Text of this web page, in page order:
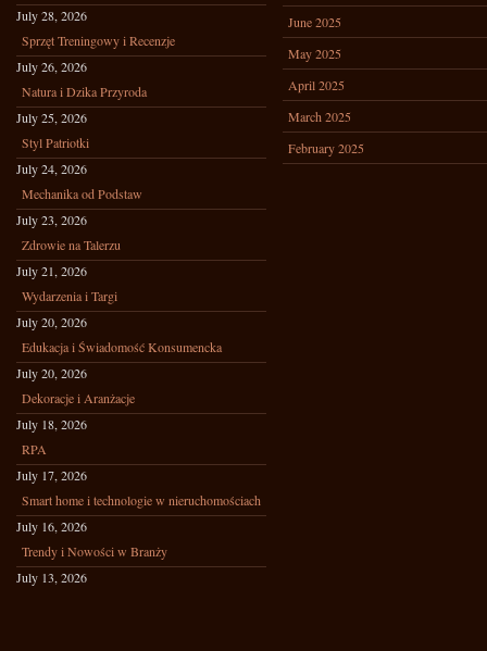
July 28, 2026
Sprzęt Treningowy i Recenzje
July 26, 2026
Natura i Dzika Przyroda
July 25, 2026
Styl Patriotki
July 24, 2026
Mechanika od Podstaw
July 23, 2026
Zdrowie na Talerzu
July 21, 2026
Wydarzenia i Targi
July 20, 2026
Edukacja i Świadomość Konsumencka
July 20, 2026
Dekoracje i Aranżacje
July 18, 2026
RPA
July 17, 2026
Smart home i technologie w nieruchomościach
July 16, 2026
Trendy i Nowości w Branży
July 13, 2026
June 2025
May 2025
April 2025
March 2025
February 2025